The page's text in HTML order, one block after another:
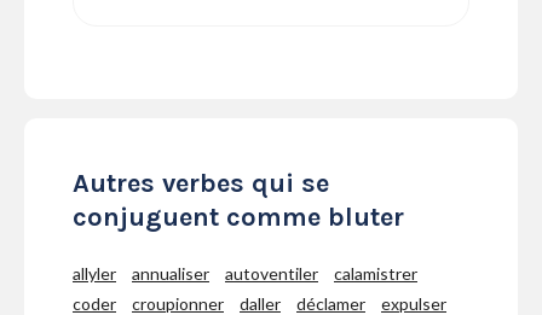
Autres verbes qui se
conjuguent comme bluter
allyler annualiser autoventiler
calamistrer
coder
croupionner daller déclamer
expulser